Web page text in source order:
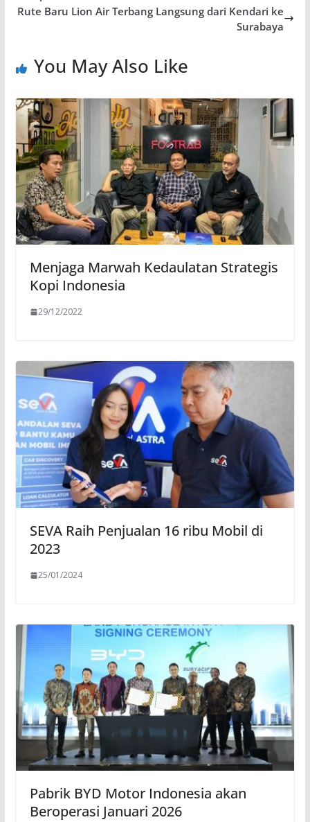
Rute Baru Lion Air Terbang Langsung dari Kendari ke
Surabaya
You May Also Like
Menjaga Marwah Kedaulatan Strategis
Kopi Indonesia
29/12/2022
SEVA Raih Penjualan 16 ribu Mobil di
2023
25/01/2024
Pabrik BYD Motor Indonesia akan
Beroperasi Januari 2026